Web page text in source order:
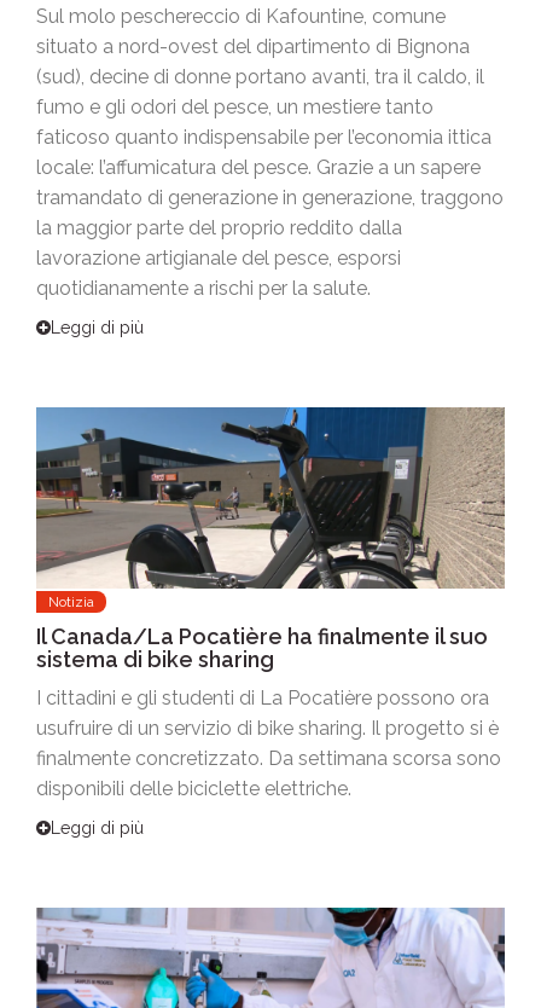
Sul molo peschereccio di Kafountine, comune
situato a nord-ovest del dipartimento di Bignona
(sud), decine di donne portano avanti, tra il caldo, il
fumo e gli odori del pesce, un mestiere tanto
faticoso quanto indispensabile per l’economia ittica
locale: l’affumicatura del pesce. Grazie a un sapere
tramandato di generazione in generazione, traggono
la maggior parte del proprio reddito dalla
lavorazione artigianale del pesce, esporsi
quotidianamente a rischi per la salute.
Leggi di più
Notizia
Il Canada/La Pocatière ha finalmente il suo
sistema di bike sharing
I cittadini e gli studenti di La Pocatière possono ora
usufruire di un servizio di bike sharing. Il progetto si è
finalmente concretizzato. Da settimana scorsa sono
disponibili delle biciclette elettriche.
Leggi di più